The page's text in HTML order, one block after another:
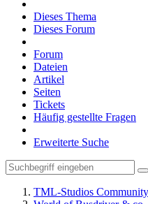
Dieses Thema
Dieses Forum
Forum
Dateien
Artikel
Seiten
Tickets
Häufig gestellte Fragen
Erweiterte Suche
TML-Studios Community